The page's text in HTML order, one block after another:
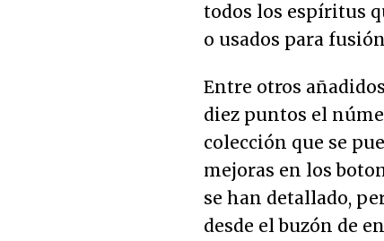
todos los espíritus
o usados para
Entre otros
diez puntos el
colección que se
mejoras en los
se han detallado,
desde el buzón de